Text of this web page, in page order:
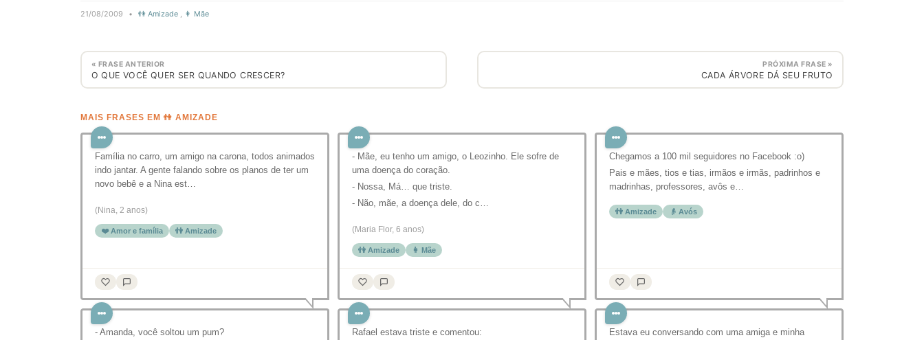
21/08/2009 • 👫 Amizade , 👩 Mãe
« FRASE ANTERIOR
O QUE VOCÊ QUER SER QUANDO CRESCER?
PRÓXIMA FRASE »
CADA ÁRVORE DÁ SEU FRUTO
MAIS FRASES EM 👫 AMIZADE
Família no carro, um amigo na carona, todos animados
indo jantar. A gente falando sobre os planos de ter um
novo bebê e a Nina est…
(Nina, 2 anos)
❤️ Amor e família 👫 Amizade
- Mãe, eu tenho um amigo, o Leozinho. Ele sofre de
uma doença do coração.
- Nossa, Má… que triste.
- Não, mãe, a doença dele, do c…
(Maria Flor, 6 anos)
👫 Amizade 👩 Mãe
Chegamos a 100 mil seguidores no Facebook :o)
Pais e mães, tios e tias, irmãos e irmãs, padrinhos e
madrinhas, professores, avôs e…
👫 Amizade 👴 Avós
- Amanda, você soltou um pum?
Rafael estava triste e comentou:
Estava eu conversando com uma amiga e minha